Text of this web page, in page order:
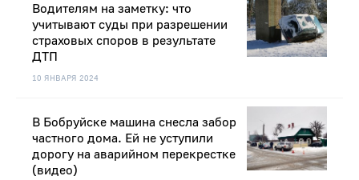
10 ЯНВАРЯ 2024
Водителям на заметку: что
учитывают суды при разрешении
страховых споров в результате
ДТП
В Бобруйске машина снесла забор
частного дома. Ей не уступили
дорогу на аварийном перекрестке
(видео)